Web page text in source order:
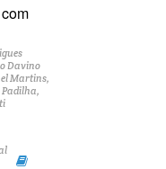
Davino
Martins,